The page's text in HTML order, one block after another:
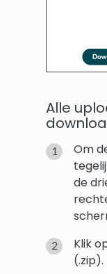
Alle
Om
de
Klik
(.zip).